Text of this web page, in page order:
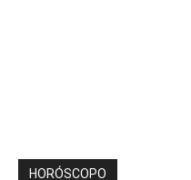
HORÓSCOPO